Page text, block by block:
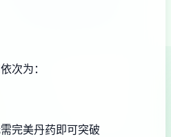
次为：
完美丹药即可突破